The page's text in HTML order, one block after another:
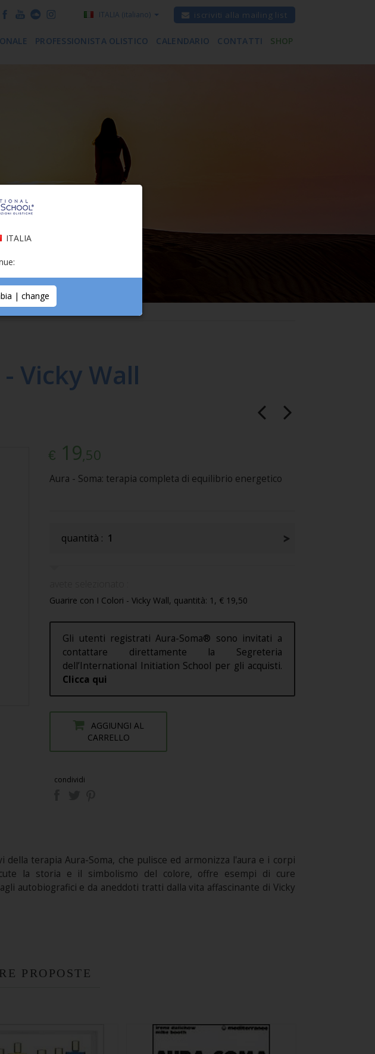
iscriviti alla mailing list
ITALIA (italiano)
PROFESSIONISTA OLISTICO CALENDARIO CONTATTI SHOP
Vicky Wall
€ 19,50
Aura - Soma: terapia completa di equilibrio energetico
quantità : 1
Guarire con I Colori - Vicky Wall, quantità: 1, € 19,50
Gli utenti registrati Aura-Soma® sono invitati a
contattare direttamente la Segreteria
dell’International Initiation School per gli acquisti.
Clicca qui
AGGIUNGI AL
CARRELLO
condividi
terapia Aura-Soma, che pulisce ed armonizza l'aura e i corpi
la storia e il simbolismo del colore, offre esempi di cure
autobiografici e da aneddoti tratti dalla vita affascinante di Vicky
PROPOSTE
ITALIA
| change